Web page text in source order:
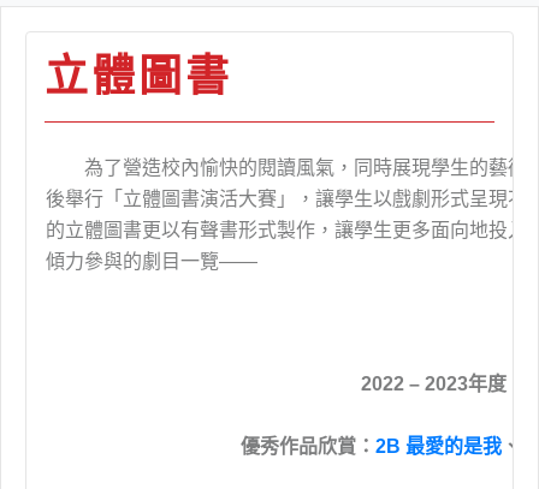
立體圖書
為了營造校內愉快的閱讀風氣，同時展現學生的藝術
後舉行「立體圖書演活大賽」，讓學生以戲劇形式呈現不
的立體圖書更以有聲書形式製作，讓學生更多面向地投入
傾力參與的劇目一覽——
2022 – 2023年度
優秀作品欣賞： 2B 最愛的是我、